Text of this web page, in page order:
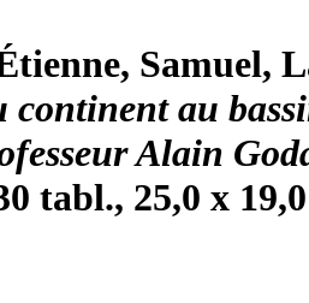
Samuel,
continent au
Alain
tabl., 25,0 x